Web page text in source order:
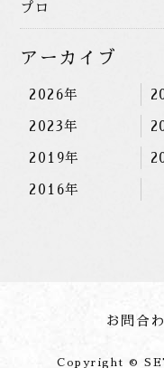
プロ
アーカイブ
2026年
2023年
2019年
2016年
お問合
Copyright ©